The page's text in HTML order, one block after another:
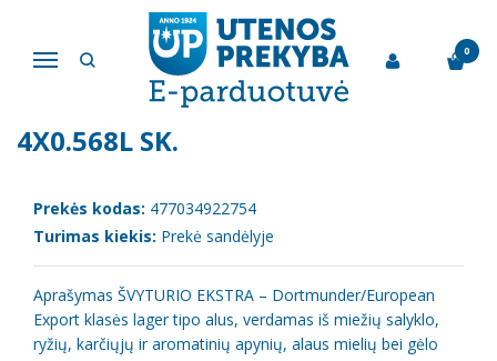
Navigacija
0
Alus, alaus kokteiliai, sidras
Alus "Švyturio Ekstra" 5.2% 4x0.568l sk.
ALUS "ŠVYTURIO EKSTRA" 5.2%
4X0.568L SK.
Prekės kodas: 477034922754
Turimas kiekis: Prekė sandėlyje
Aprašymas ŠVYTURIO EKSTRA – Dortmunder/European
Export klasės lager tipo alus, verdamas iš miežių salyklo,
ryžių, karčiųjų ir aromatinių apynių, alaus mielių bei gėlo